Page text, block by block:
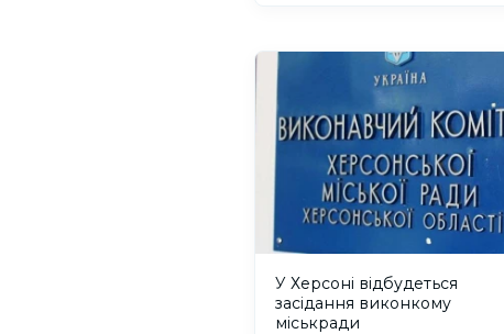
У Херсоні відбудеться
засідання виконкому
міськради